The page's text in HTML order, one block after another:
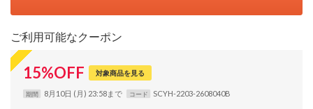
ご利用可能なクーポン
15%OFF 対象商品を見る
期間 8月10日 (月) 23:58まで コード SCYH-2203-2608040B